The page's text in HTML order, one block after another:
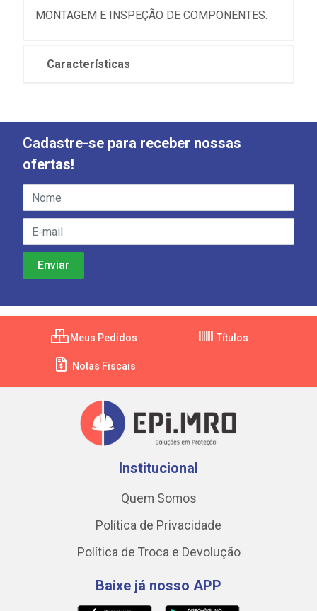
MONTAGEM E INSPEÇÃO DE COMPONENTES.
Características
Cadastre-se para receber nossas
ofertas!
Meus Pedidos Títulos
Notas Fiscais
Institucional
Quem Somos
Política de Privacidade
Política de Troca e Devolução
Baixe já nosso APP